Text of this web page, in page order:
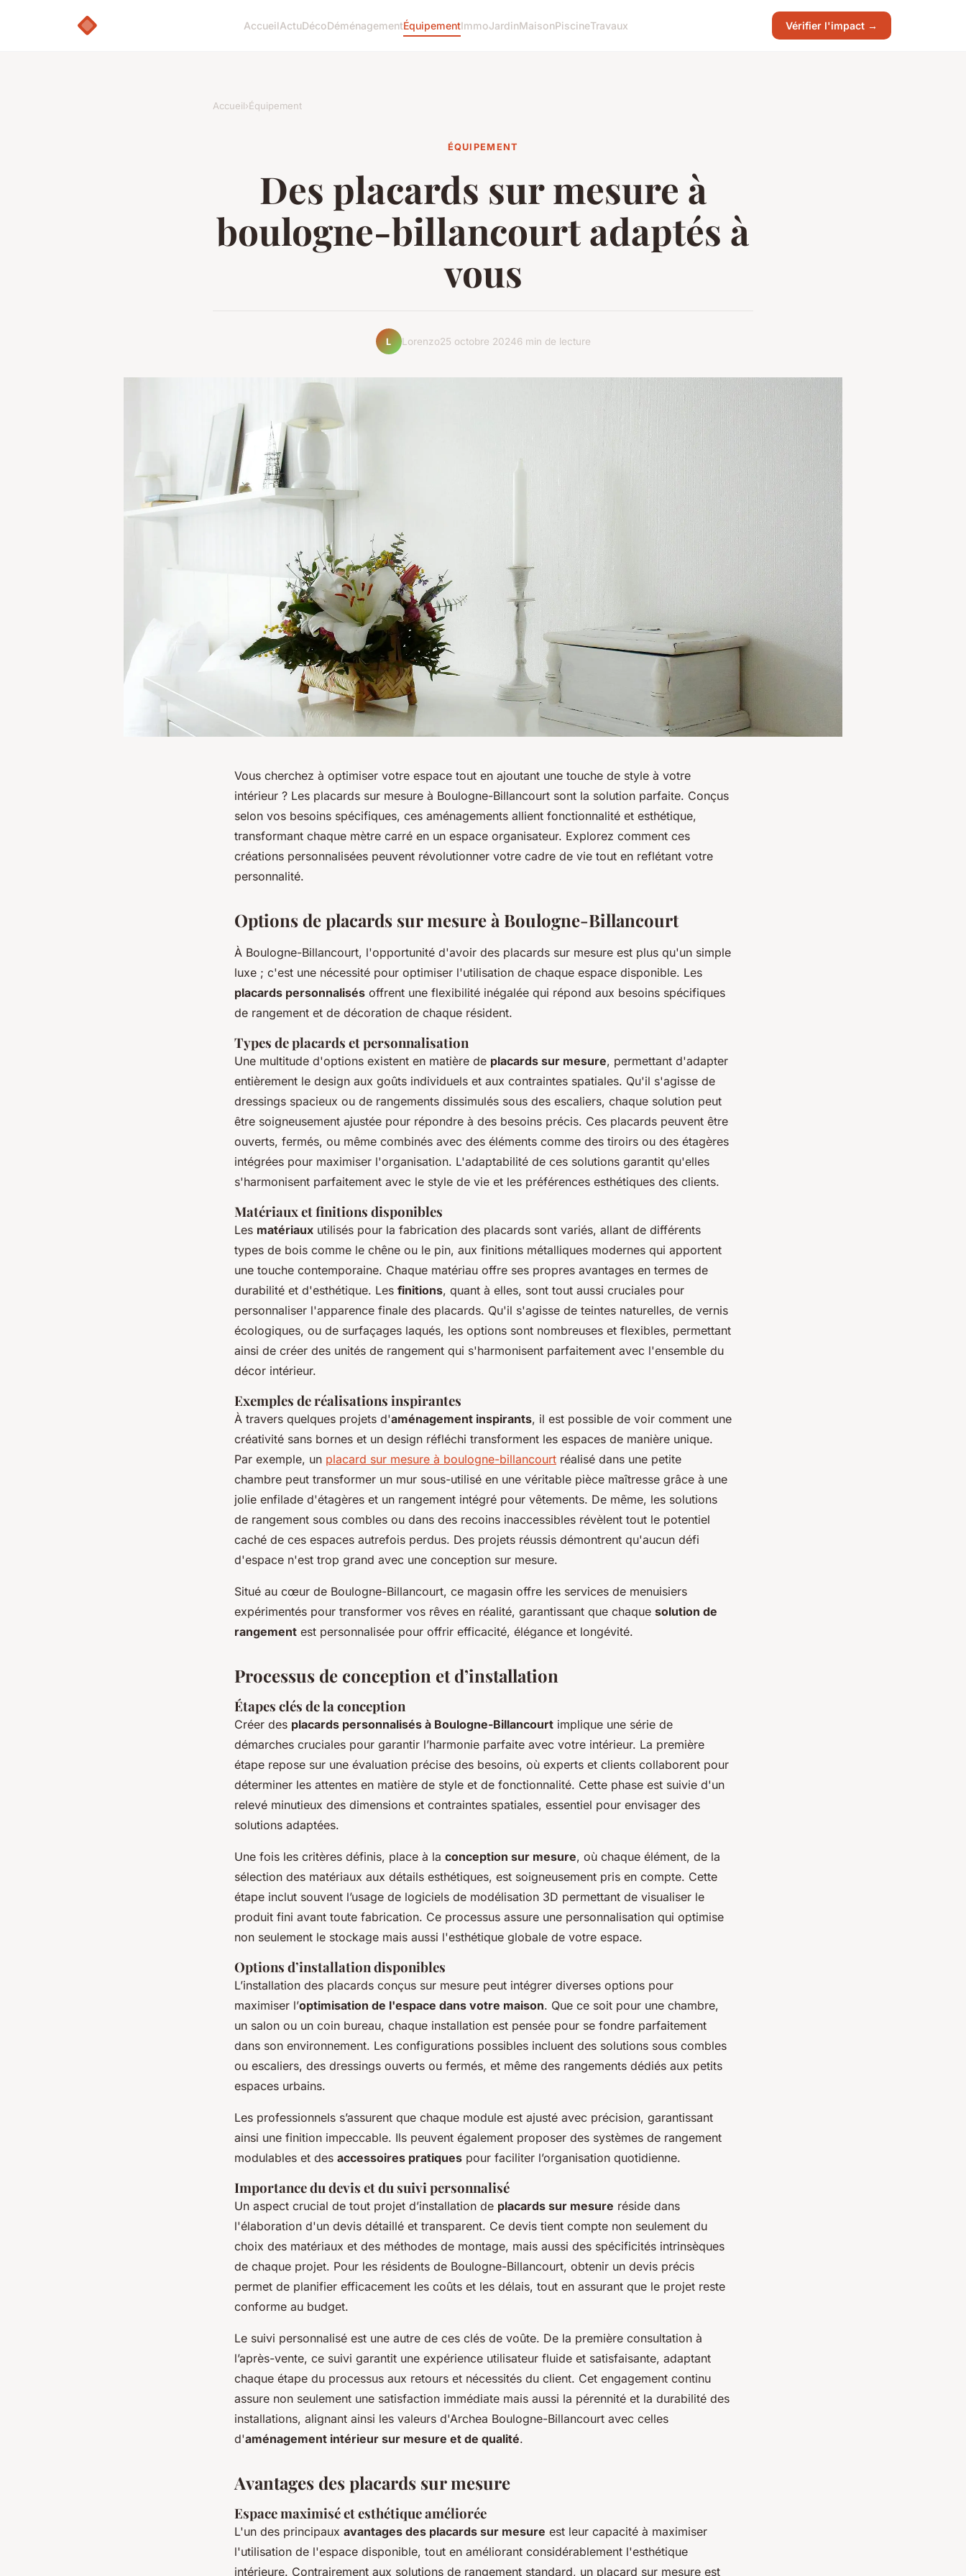
AccueilActuDécoDéménagementÉquipementImmoJardinMaisonPiscineTravaux Vérifier l'impact →
Accueil›Équipement
ÉQUIPEMENT
Des placards sur mesure à
boulogne-billancourt adaptés à
vous
L Lorenzo25 octobre 20246 min de lecture
Vous cherchez à optimiser votre espace tout en ajoutant une touche de style à votre
intérieur ? Les placards sur mesure à Boulogne-Billancourt sont la solution parfaite. Conçus
selon vos besoins spécifiques, ces aménagements allient fonctionnalité et esthétique,
transformant chaque mètre carré en un espace organisateur. Explorez comment ces
créations personnalisées peuvent révolutionner votre cadre de vie tout en reflétant votre
personnalité.
Options de placards sur mesure à Boulogne-Billancourt
À Boulogne-Billancourt, l'opportunité d'avoir des placards sur mesure est plus qu'un simple
luxe ; c'est une nécessité pour optimiser l'utilisation de chaque espace disponible. Les
placards personnalisés offrent une flexibilité inégalée qui répond aux besoins spécifiques
de rangement et de décoration de chaque résident.
Types de placards et personnalisation
Une multitude d'options existent en matière de placards sur mesure, permettant d'adapter
entièrement le design aux goûts individuels et aux contraintes spatiales. Qu'il s'agisse de
dressings spacieux ou de rangements dissimulés sous des escaliers, chaque solution peut
être soigneusement ajustée pour répondre à des besoins précis. Ces placards peuvent être
ouverts, fermés, ou même combinés avec des éléments comme des tiroirs ou des étagères
intégrées pour maximiser l'organisation. L'adaptabilité de ces solutions garantit qu'elles
s'harmonisent parfaitement avec le style de vie et les préférences esthétiques des clients.
Matériaux et finitions disponibles
Les matériaux utilisés pour la fabrication des placards sont variés, allant de différents
types de bois comme le chêne ou le pin, aux finitions métalliques modernes qui apportent
une touche contemporaine. Chaque matériau offre ses propres avantages en termes de
durabilité et d'esthétique. Les finitions, quant à elles, sont tout aussi cruciales pour
personnaliser l'apparence finale des placards. Qu'il s'agisse de teintes naturelles, de vernis
écologiques, ou de surfaçages laqués, les options sont nombreuses et flexibles, permettant
ainsi de créer des unités de rangement qui s'harmonisent parfaitement avec l'ensemble du
décor intérieur.
Exemples de réalisations inspirantes
À travers quelques projets d'aménagement inspirants, il est possible de voir comment une
créativité sans bornes et un design réfléchi transforment les espaces de manière unique.
Par exemple, un placard sur mesure à boulogne-billancourt réalisé dans une petite
chambre peut transformer un mur sous-utilisé en une véritable pièce maîtresse grâce à une
jolie enfilade d'étagères et un rangement intégré pour vêtements. De même, les solutions
de rangement sous combles ou dans des recoins inaccessibles révèlent tout le potentiel
caché de ces espaces autrefois perdus. Des projets réussis démontrent qu'aucun défi
d'espace n'est trop grand avec une conception sur mesure.
Situé au cœur de Boulogne-Billancourt, ce magasin offre les services de menuisiers
expérimentés pour transformer vos rêves en réalité, garantissant que chaque solution de
rangement est personnalisée pour offrir efficacité, élégance et longévité.
Processus de conception et d’installation
Étapes clés de la conception
Créer des placards personnalisés à Boulogne-Billancourt implique une série de
démarches cruciales pour garantir l’harmonie parfaite avec votre intérieur. La première
étape repose sur une évaluation précise des besoins, où experts et clients collaborent pour
déterminer les attentes en matière de style et de fonctionnalité. Cette phase est suivie d'un
relevé minutieux des dimensions et contraintes spatiales, essentiel pour envisager des
solutions adaptées.
Une fois les critères définis, place à la conception sur mesure, où chaque élément, de la
sélection des matériaux aux détails esthétiques, est soigneusement pris en compte. Cette
étape inclut souvent l’usage de logiciels de modélisation 3D permettant de visualiser le
produit fini avant toute fabrication. Ce processus assure une personnalisation qui optimise
non seulement le stockage mais aussi l'esthétique globale de votre espace.
Options d’installation disponibles
L’installation des placards conçus sur mesure peut intégrer diverses options pour
maximiser l’optimisation de l'espace dans votre maison. Que ce soit pour une chambre,
un salon ou un coin bureau, chaque installation est pensée pour se fondre parfaitement
dans son environnement. Les configurations possibles incluent des solutions sous combles
ou escaliers, des dressings ouverts ou fermés, et même des rangements dédiés aux petits
espaces urbains.
Les professionnels s’assurent que chaque module est ajusté avec précision, garantissant
ainsi une finition impeccable. Ils peuvent également proposer des systèmes de rangement
modulables et des accessoires pratiques pour faciliter l’organisation quotidienne.
Importance du devis et du suivi personnalisé
Un aspect crucial de tout projet d’installation de placards sur mesure réside dans
l'élaboration d'un devis détaillé et transparent. Ce devis tient compte non seulement du
choix des matériaux et des méthodes de montage, mais aussi des spécificités intrinsèques
de chaque projet. Pour les résidents de Boulogne-Billancourt, obtenir un devis précis
permet de planifier efficacement les coûts et les délais, tout en assurant que le projet reste
conforme au budget.
Le suivi personnalisé est une autre de ces clés de voûte. De la première consultation à
l’après-vente, ce suivi garantit une expérience utilisateur fluide et satisfaisante, adaptant
chaque étape du processus aux retours et nécessités du client. Cet engagement continu
assure non seulement une satisfaction immédiate mais aussi la pérennité et la durabilité des
installations, alignant ainsi les valeurs d'Archea Boulogne-Billancourt avec celles
d'aménagement intérieur sur mesure et de qualité.
Avantages des placards sur mesure
Espace maximisé et esthétique améliorée
L'un des principaux avantages des placards sur mesure est leur capacité à maximiser
l'utilisation de l'espace disponible, tout en améliorant considérablement l'esthétique
intérieure. Contrairement aux solutions de rangement standard, un placard sur mesure est